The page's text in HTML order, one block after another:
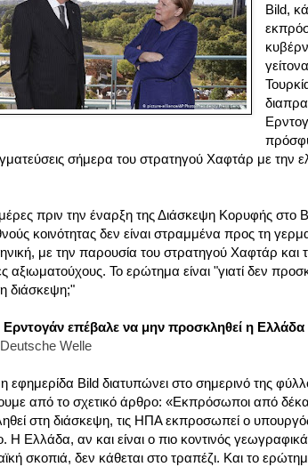
Bild,
ε
σήμερα του στρατηγού Χαφτάρ με την
πριν την έναρξη της Διάσκεψη Κορυφής στο
κοινότητας δεν είναι στραμμένα προς τη
με την παρουσία του στρατηγού Χαφτάρ και
αξιωματούχους. Το ερώτημα είναι "γιατί δεν
διάσκεψη;"
επέβαλε να μην προσκληθεί η Ελλάδα
Deutsche Welle
εφημερίδα Bild διατυπώνει στο σημερινό της
από το σχετικό άρθρο: «Εκπρόσωποι από
στη διάσκεψη, τις ΗΠΑ εκπροσωπεί ο
Η Ελλάδα, αν και είναι ο πιο κοντινός
σκοπιά, δεν κάθεται στο τραπέζι. Και το